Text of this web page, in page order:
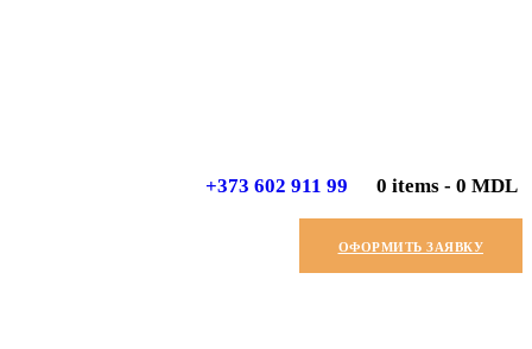
+373 602 911 99 0 items - 0 MDL
ОФОРМИТЬ ЗАЯВКУ